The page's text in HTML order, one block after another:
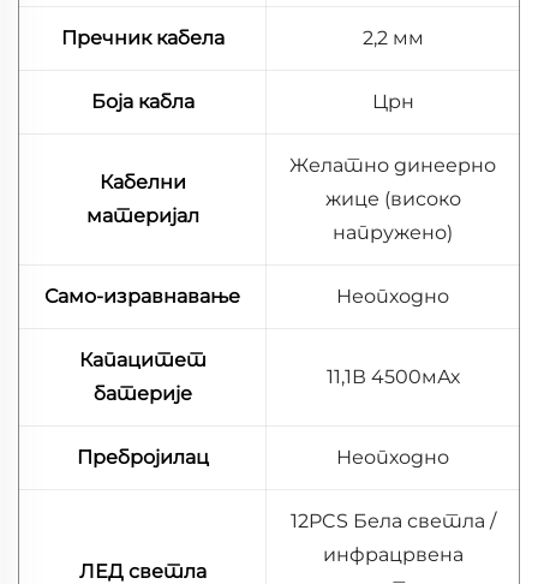
Пречник кабела 2,2 мм
Боја кабла Црн
Кабелни
материјал
Желатно динеерно
жице (високо
напружено)
Само-изравнавање Неопходно
Капацитет
батерије
11,1В 4500мАх
Пребројилац Неопходно
ЛЕД светла
12PCS Бела светла /
инфрацрвена